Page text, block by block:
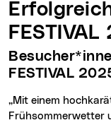
Erfolgreiche Bilanz STREAM
Besucher*innenansturm beim STREAM
FESTIVAL
„Mit einem hochkarätigen Musikprogramm, strahlendem
Frühsommerwetter